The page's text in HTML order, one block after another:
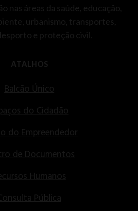
nas áreas da saúde, educação,
urbanismo, transportes,
e proteção civil.
ATALHOS
Balcão Único
do Cidadão
do Empreendedor
de Documentos
Humanos
Pública